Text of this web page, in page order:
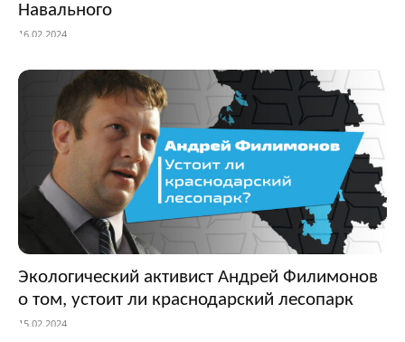
Навального
16.02.2024
Экологический активист Андрей Филимонов
о том, устоит ли краснодарский лесопарк
15.02.2024